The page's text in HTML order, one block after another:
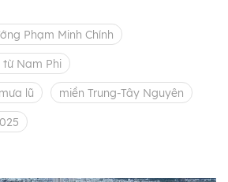
Phạm Minh Chính
Nam Phi
lũ miền Trung-Tây Nguyên